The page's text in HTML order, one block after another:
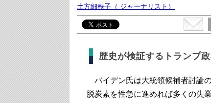
土方細秩子 （ ジャーナリスト）
歴史が検証するトランプ
バイデン氏は大統領候補者討論
脱炭素を性急に進めれば多くの失